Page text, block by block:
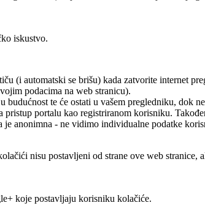
iskustvo.
(i automatski se brišu) kada zatvorite internet
podacima na web stranicu).
budućnost te će ostati u vašem pregledniku, dok
portalu kao registriranom korisniku.
anonimna - ne vidimo individualne podatke
nisu postavljeni od strane ove web stranice,
koje postavljaju korisniku kolačiće.